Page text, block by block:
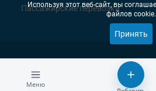
Пассажирские перевозки
© 2013 - 2026, Справочник перевозчиков
Меню
Используя этот веб-сайт, вы
файлов cookie.
Принять